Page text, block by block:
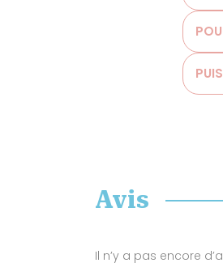
Avis
Il n’y a pas encore